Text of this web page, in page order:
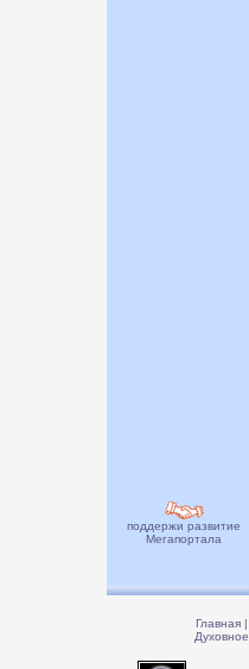
поддержи развитие
Мегапортала
Главная |
Духовное